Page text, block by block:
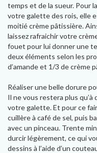
temps et de la sueur. Pour
votre galette des rois, elle
moitié crème pâtissière.
laissez rafraichir votre
fouet pour lui donner une
deux éléments selon les
d’amande et 1/3 de crème
Réaliser une belle dorure
Il ne vous restera plus
votre galette. Et pour ce
cuillère à café de sel, puis
avec un pinceau. Trente
durcir légèrement, ce qui
dessins à l’aide d’un